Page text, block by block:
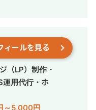
ィールを見る
（LP）制作・
運用代行・ホ
～5,000円